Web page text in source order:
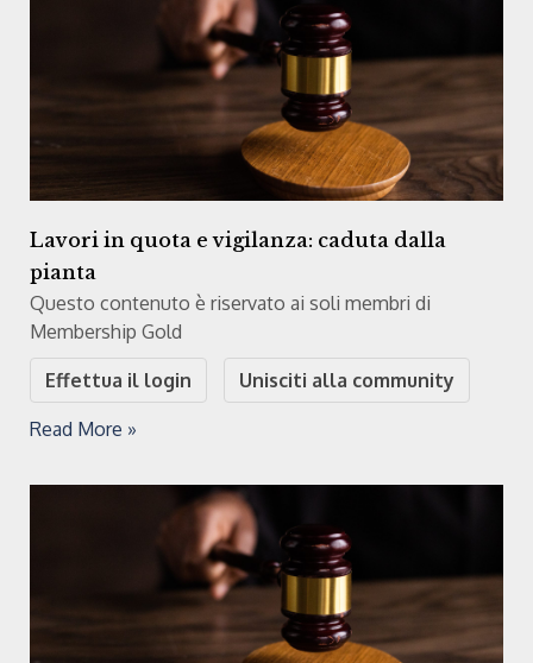
Lavori in quota e vigilanza: caduta dalla
pianta
Questo contenuto è riservato ai soli membri di
Membership Gold
Effettua il login Unisciti alla community
Read More »